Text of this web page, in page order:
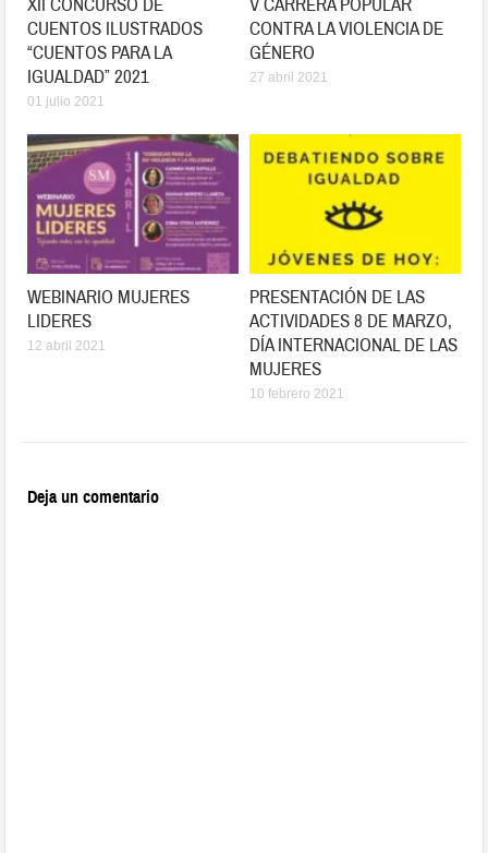
XII CONCURSO DE
CUENTOS ILUSTRADOS
“CUENTOS PARA LA
IGUALDAD” 2021
01 julio 2021
V CARRERA POPULAR
CONTRA LA VIOLENCIA DE
GÉNERO
27 abril 2021
WEBINARIO MUJERES
LIDERES
12 abril 2021
PRESENTACIÓN DE LAS
ACTIVIDADES 8 DE MARZO,
DÍA INTERNACIONAL DE LAS
MUJERES
10 febrero 2021
Deja un comentario